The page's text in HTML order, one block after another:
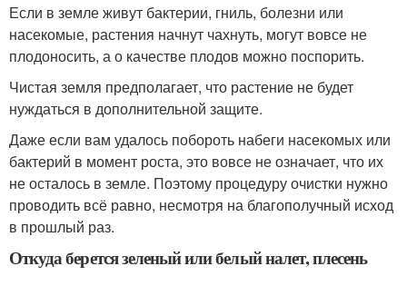
Если в земле живут бактерии, гниль, болезни или
насекомые, растения начнут чахнуть, могут вовсе не
плодоносить, а о качестве плодов можно поспорить.
Чистая земля предполагает, что растение не будет
нуждаться в дополнительной защите.
Даже если вам удалось побороть набеги насекомых или
бактерий в момент роста, это вовсе не означает, что их
не осталось в земле. Поэтому процедуру очистки нужно
проводить всё равно, несмотря на благополучный исход
в прошлый раз.
Откуда берется зеленый или белый налет, плесень